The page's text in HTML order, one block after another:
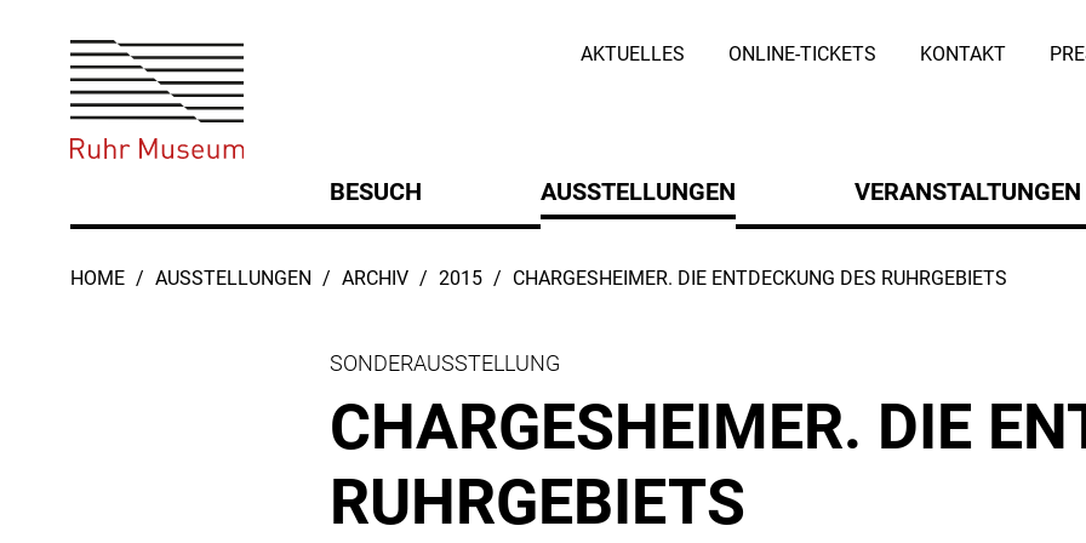
Ruhr Museum | _Archiv 2015:
Servicemenü
AKTUELLES ONLINE-TICKETS KONTAKT
Hauptmenü
BESUCH AUSSTELLUNGEN(AKTIV) VERANSTALTUNGEN
SIE SIND HIER:
HOME AUSSTELLUNGEN ARCHIV 2015 CHARGESHEIMER. DIE ENTDECKUNG DES RUHRGEBIETS
SONDERAUSSTELLUNG
CHAR­GES­HEI­MER. DIE
RUHRGEBIETS